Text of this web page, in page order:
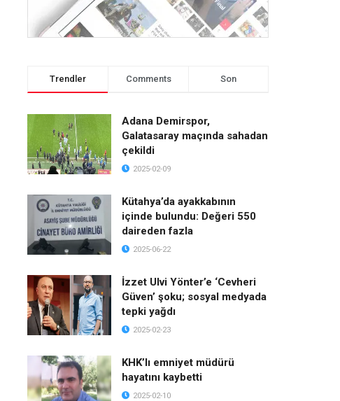
Trendler Comments Son
Adana Demirspor,
Galatasaray maçında sahadan
çekildi
2025-02-09
Kütahya’da ayakkabının
içinde bulundu: Değeri 550
daireden fazla
2025-06-22
İzzet Ulvi Yönter’e ‘Cevheri
Güven’ şoku; sosyal medyada
tepki yağdı
2025-02-23
KHK’lı emniyet müdürü
hayatını kaybetti
2025-02-10